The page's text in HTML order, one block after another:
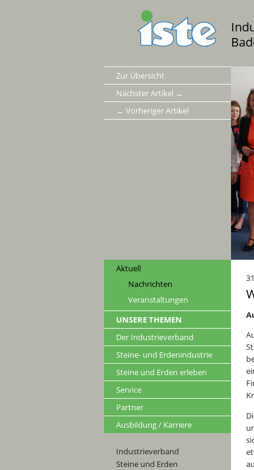
Zur Übersicht
Nächster Artikel →
← Vorheriger Artikel
Aktuell
Nachrichten
Veranstaltungen
UNSERE THEMEN
Der Industrieverband
Steine- und Erdenindustrie
Steine und Erden erleben
Service
Partner
Ausbildung / Karriere
Industrieverband
Steine und Erden